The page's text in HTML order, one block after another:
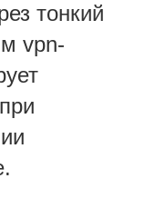
тонкий
vpn-